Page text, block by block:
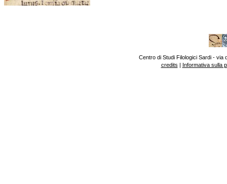
Centro di Studi Filologici Sardi - via
credits | Informativa sulla